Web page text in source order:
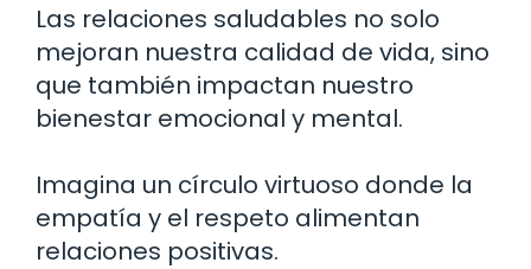
Las relaciones saludables no solo
mejoran nuestra calidad de vida, sino
que también impactan nuestro
bienestar emocional y mental.
Imagina un círculo virtuoso donde la
empatía y el respeto alimentan
relaciones positivas.